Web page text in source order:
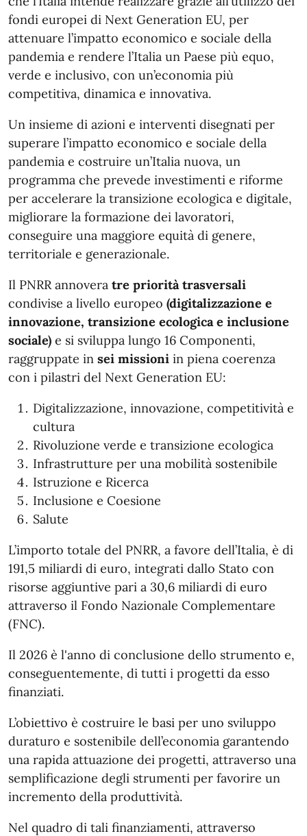
fondi europei di Next Generation EU, per
attenuare l’impatto economico e sociale della
pandemia e rendere l’Italia un Paese più equo,
verde e inclusivo, con un’economia più
competitiva, dinamica e innovativa.
Un insieme di azioni e interventi disegnati per
superare l’impatto economico e sociale della
pandemia e costruire un’Italia nuova, un
programma che prevede investimenti e riforme
per accelerare la transizione ecologica e digitale,
migliorare la formazione dei lavoratori,
conseguire una maggiore equità di genere,
territoriale e generazionale.
Il PNRR annovera tre priorità trasversali
condivise a livello europeo (digitalizzazione e
innovazione, transizione ecologica e inclusione
sociale) e si sviluppa lungo 16 Componenti,
raggruppate in sei missioni in piena coerenza
con i pilastri del Next Generation EU:
Digitalizzazione, innovazione, competitività e
cultura
Rivoluzione verde e transizione ecologica
Infrastrutture per una mobilità sostenibile
Istruzione e Ricerca
Inclusione e Coesione
Salute
L’importo totale del PNRR, a favore dell’Italia, è di
191,5 miliardi di euro, integrati dallo Stato con
risorse aggiuntive pari a 30,6 miliardi di euro
attraverso il Fondo Nazionale Complementare
(FNC).
Il 2026 è l'anno di conclusione dello strumento e,
conseguentemente, di tutti i progetti da esso
finanziati.
L’obiettivo è costruire le basi per uno sviluppo
duraturo e sostenibile dell’economia garantendo
una rapida attuazione dei progetti, attraverso una
semplificazione degli strumenti per favorire un
incremento della produttività.
Nel quadro di tali finanziamenti, attraverso